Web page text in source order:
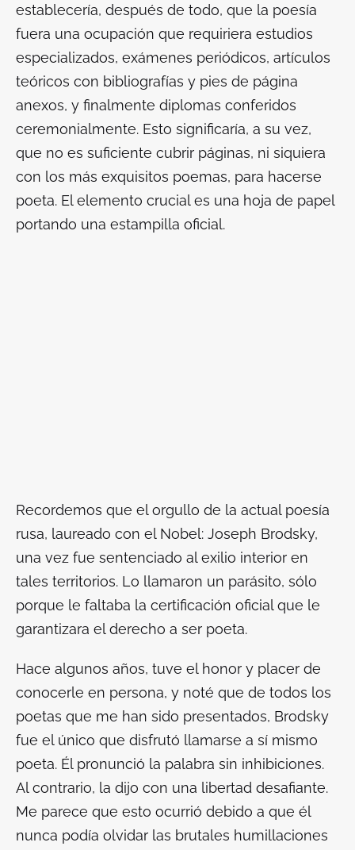
establecería, después de todo, que la poesía
fuera una ocupación que requiriera estudios
especializados, exámenes periódicos, artículos
teóricos con bibliografías y pies de página
anexos, y finalmente diplomas conferidos
ceremonialmente. Esto significaría, a su vez,
que no es suficiente cubrir páginas, ni siquiera
con los más exquisitos poemas, para hacerse
poeta. El elemento crucial es una hoja de papel
portando una estampilla oficial.
Recordemos que el orgullo de la actual poesía
rusa, laureado con el Nobel: Joseph Brodsky,
una vez fue sentenciado al exilio interior en
tales territorios. Lo llamaron un parásito, sólo
porque le faltaba la certificación oficial que le
garantizara el derecho a ser poeta.
Hace algunos años, tuve el honor y placer de
conocerle en persona, y noté que de todos los
poetas que me han sido presentados, Brodsky
fue el único que disfrutó llamarse a sí mismo
poeta. Él pronunció la palabra sin inhibiciones.
Al contrario, la dijo con una libertad desafiante.
Me parece que esto ocurrió debido a que él
nunca podía olvidar las brutales humillaciones